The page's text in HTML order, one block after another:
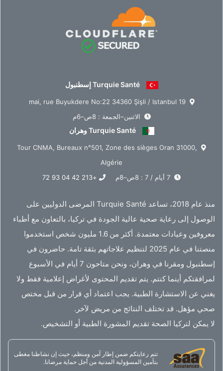
Turquie Santé إسطنبول
19 mai, rue Buyukdere No:22 34360 Şişli / Istanbul
الاثنين–الجمعة : 8ص–6م
Turquie Santé وهران
Tour CNMA, Bureaux n°501, Zone des sièges Oran 31000,
Algérie
+213 42 04 93 72
منذ عام 2018، تساعد Turquie Santé المرضى الدوليين على
الوصول إلى رعاية صحية عالية الجودة في تركيا، بالتعاون مع أطباء
معروفين وعيادات معتمدة. أكثر من 1.6 مليون شخص استخدموا
منصتنا في عام 2025 لتنظيم علاجاتهم بثقة تامة. حاضرون في
إسطنبول ومقرنا في وهران، ونحن متاحون 7 أيام في الأسبوع
لمرافقتكم أينما كنتم. يتم تقديم المحتوى لأغراض إعلامية فقط ولا
يغني عن الاستشارة الطبية. يجب اعتماد أي قرار من قبل مختص
صحي مؤهل. قد تختلف النتائج من مريض لآخر.
لا يمكن لتركيا الصحة تقديم المشورة الطبية أو التشخيص.
تتم رعايتكم ضمن إطار آمن ومنظم، حيث إن نشاطنا مغطى
بتأمين المسؤولية المدنية من أجل حماية مرضانا.